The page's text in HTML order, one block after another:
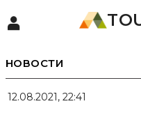
НОВОСТИ
12.08.2021, 22:41